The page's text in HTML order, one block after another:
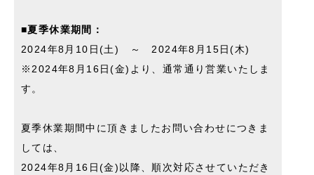
■夏季休業期間：
2024年8月10日(土) ～ 2024年8月15日(木)
※2024年8月16日(金)より、通常通り営業いたしま
す。
夏季休業期間中に頂きましたお問い合わせにつきま
しては、
2024年8月16日(金)以降、順次対応させていただき